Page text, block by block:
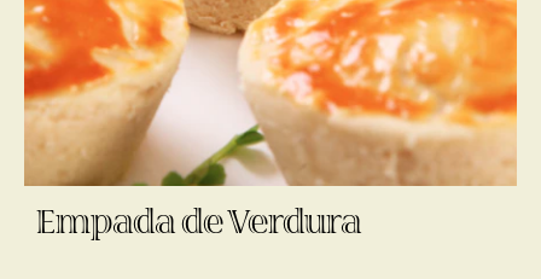
Empada de Verdura